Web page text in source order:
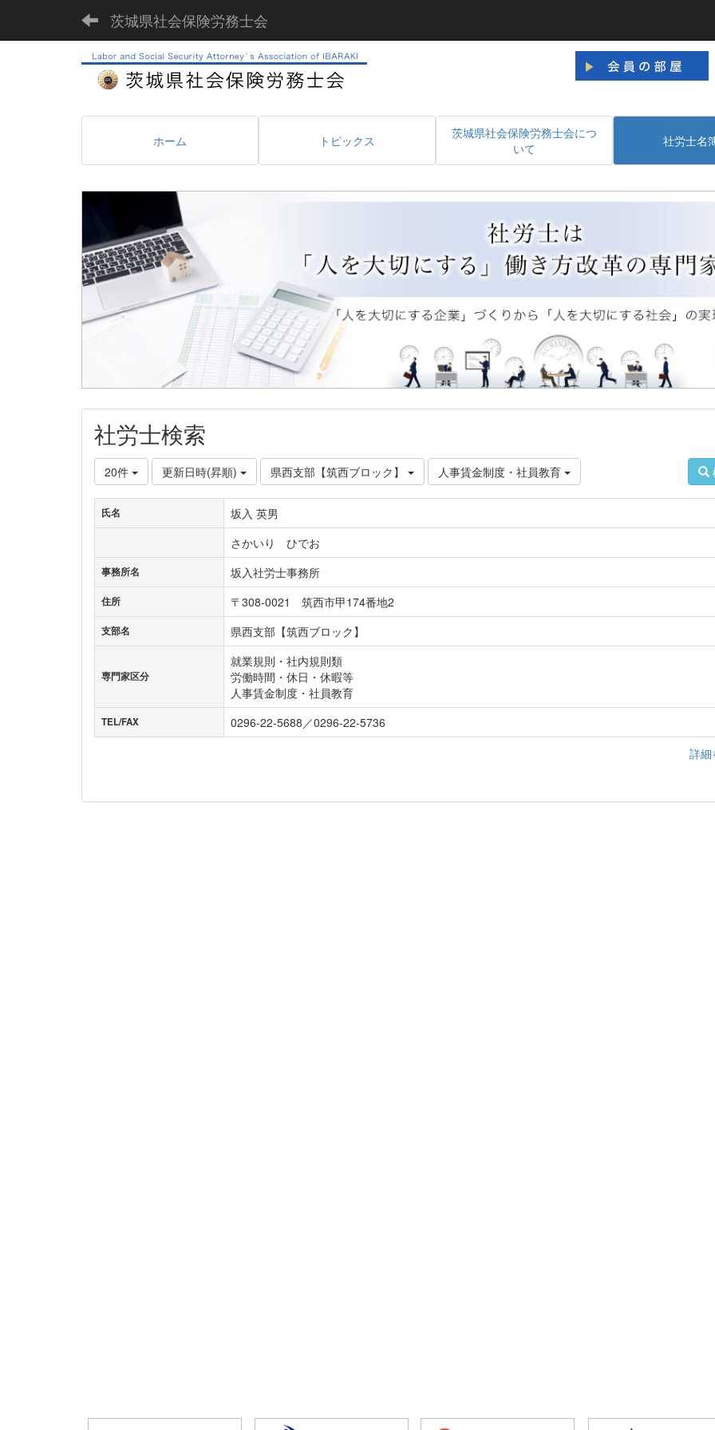
茨城県社会保険労務士会
ホーム トピックス
茨城県社会保険労務士会につ
いて
社労士名
社労士検索
20件 更新日時(昇順) 県西支部【筑西ブロック】 人事賃金制度・社員教育
氏名
坂入 英男
さかいり ひでお
事務所名 坂入社労士事務所
住所 〒308-0021 筑西市甲174番地2
支部名 県西支部【筑西ブロック】
専門家区分
就業規則・社内規則類
労働時間・休日・休暇等
人事賃金制度・社員教育
TEL/FAX
0296-22-5688／0296-22-5736
詳細